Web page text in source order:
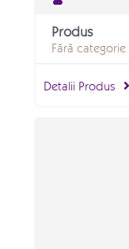
Produs
Fără categorie
Detalii Produs